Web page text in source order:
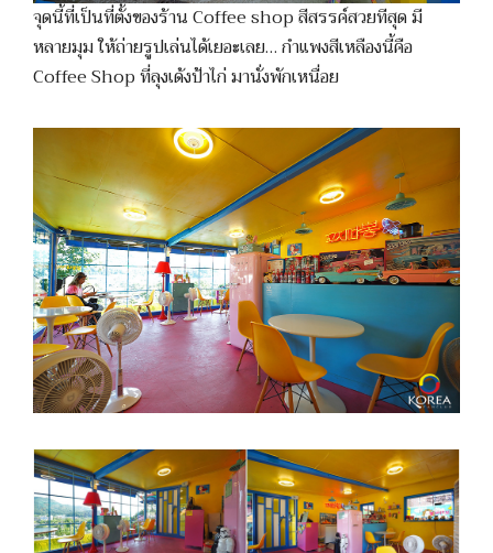
จุดนี้ที่เป็นที่ตั้งของร้าน Coffee shop สีสรรค์สวยทีสุด มี
หลายมุม ให้ถ่ายรูปเล่นได้เยอะเลย… กำแพงสีเหลืองนี้คือ
Coffee Shop ที่ลุงเด้งป้าไก่ มานั่งพักเหนื่อย